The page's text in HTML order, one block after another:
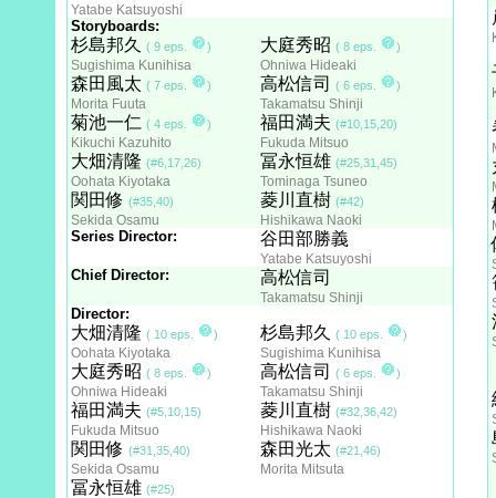
Yatabe Katsuyoshi
Storyboards:
杉島邦久 ( 9 eps. )
Sugishima Kunihisa
森田風太 ( 7 eps. )
Morita Fuuta
菊池一仁 ( 4 eps. )
Kikuchi Kazuhito
大畑清隆 (#6,17,26)
Oohata Kiyotaka
関田修 (#35,40)
Sekida Osamu
大庭秀昭 ( 8 eps. )
Ohniwa Hideaki
高松信司 ( 6 eps. )
Takamatsu Shinji
福田満夫 (#10,15,20)
Fukuda Mitsuo
冨永恒雄 (#25,31,45)
Tominaga Tsuneo
菱川直樹 (#42)
Hishikawa Naoki
Series Director: 谷田部勝義
Yatabe Katsuyoshi
Chief Director: 高松信司
Takamatsu Shinji
Director:
大畑清隆 ( 10 eps. )
Oohata Kiyotaka
大庭秀昭 ( 8 eps. )
Ohniwa Hideaki
福田満夫 (#5,10,15)
Fukuda Mitsuo
関田修 (#31,35,40)
Sekida Osamu
冨永恒雄 (#25)
杉島邦久 ( 10 eps. )
Sugishima Kunihisa
高松信司 ( 6 eps. )
Takamatsu Shinji
菱川直樹 (#32,36,42)
Hishikawa Naoki
森田光太 (#21,46)
Morita Mitsuta